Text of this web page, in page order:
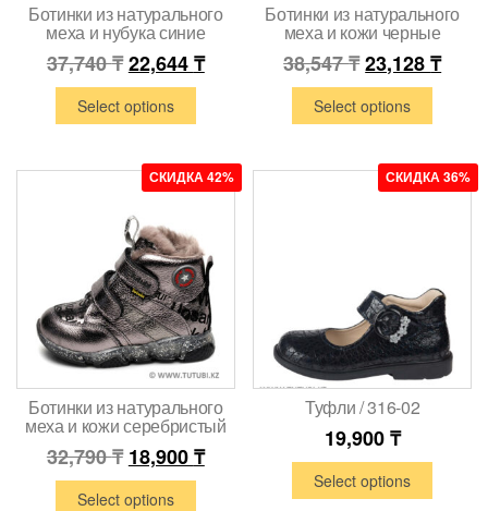
Ботинки из натурального
меха и нубука синие
37,740₸22,644₸
Select options
Ботинки из натурального
меха и кожи черные
38,547₸23,128₸
Select options
СКИДКА 42%
Ботинки из натурального
меха и кожи серебристый
32,790₸ 18,900₸
Select options
СКИДКА 36%
Туфли / 316-02
19,900₸
Select options